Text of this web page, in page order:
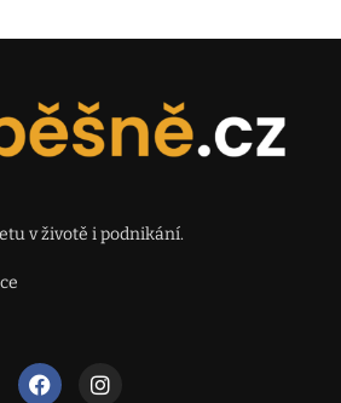
v životě i podnikání.